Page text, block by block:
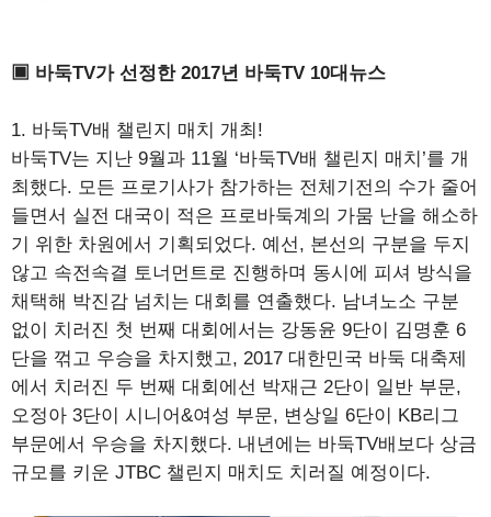
▣ 바둑TV가 선정한 2017년 바둑TV 10대뉴스
1. 바둑TV배 챌린지 매치 개최!
바둑TV는 지난 9월과 11월 ‘바둑TV배 챌린지 매치’를 개
최했다. 모든 프로기사가 참가하는 전체기전의 수가 줄어
들면서 실전 대국이 적은 프로바둑계의 가뭄 난을 해소하
기 위한 차원에서 기획되었다. 예선, 본선의 구분을 두지
않고 속전속결 토너먼트로 진행하며 동시에 피셔 방식을
채택해 박진감 넘치는 대회를 연출했다. 남녀노소 구분
없이 치러진 첫 번째 대회에서는 강동윤 9단이 김명훈 6
단을 꺾고 우승을 차지했고, 2017 대한민국 바둑 대축제
에서 치러진 두 번째 대회에선 박재근 2단이 일반 부문,
오정아 3단이 시니어&여성 부문, 변상일 6단이 KB리그
부문에서 우승을 차지했다. 내년에는 바둑TV배보다 상금
규모를 키운 JTBC 챌린지 매치도 치러질 예정이다.